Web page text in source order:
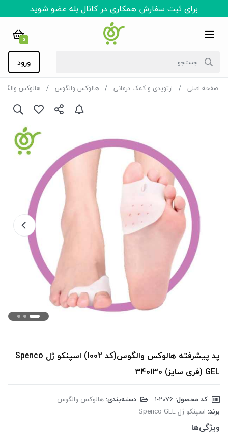
برای ثبت سفارش همکاری در کانال بله عضو شوید
0
ورود
صفحه اصلی ارتوپدی و کمک درمانی هالوکس والگوس هالوکس
پد پیشرفته هالوکس والگوس(کد 1002) اسپنکو ژل Spenco
GEL (فری سایز) 340130
کد محصول: دسته‌بندی: هالوکس والگوس
برند: اسپنکو ژل Spenco GEL
ویژگی‌ها